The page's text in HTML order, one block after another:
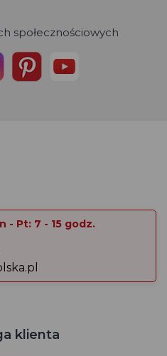
społecznościowych
- Pt: 7 - 15 godz.
klienta